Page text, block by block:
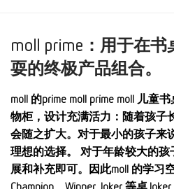
moll prime：用于在
耍的终极产品组合。
moll 的prime moll prime moll 儿童
物柜，设计充满活力：随着孩子
会随之扩大。对于最小的孩子来
理想的选择。 对于年龄较大的
展和补充即可。因此moll 的学习
Champion、Winner Joker 等桌